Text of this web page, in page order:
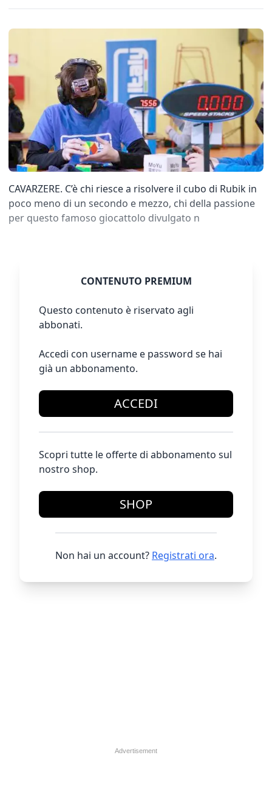
CAVARZERE. C’è chi riesce a risolvere il cubo di Rubik in
poco meno di un secondo e mezzo, chi della passione
per questo famoso giocattolo divulgato n
CONTENUTO PREMIUM
Questo contenuto è riservato agli
abbonati.
Accedi con username e password se hai
già un abbonamento.
ACCEDI
Scopri tutte le offerte di abbonamento sul
nostro shop.
SHOP
Non hai un account? Registrati ora.